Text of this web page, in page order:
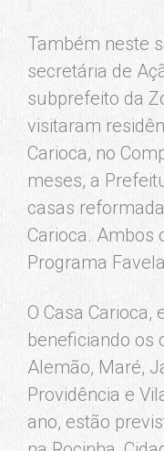
Também neste
secretária de
subprefeito da
visitaram
Carioca, no
meses, a
casas
Carioca. Ambos
Programa
O Casa
beneficiando os
Alemão, Maré,
Providência e
ano, estão